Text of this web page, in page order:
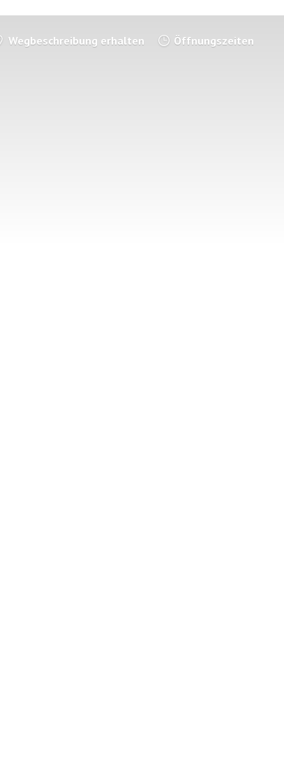
Wegbeschreibung erhalten Öffnungszeiten